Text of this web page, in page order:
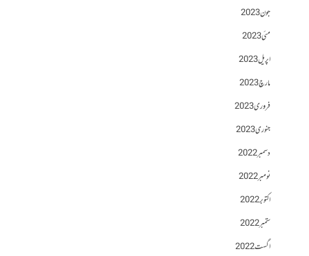
جون 2023
مئی 2023
اپریل 2023
مارچ 2023
فروری 2023
جنوری 2023
دسمبر 2022
نومبر 2022
اکتوبر 2022
ستمبر 2022
اگست 2022